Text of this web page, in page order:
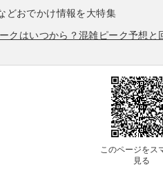
どおでかけ情報を大特集
クはいつから？混雑ピーク予想と
このページをス
見る